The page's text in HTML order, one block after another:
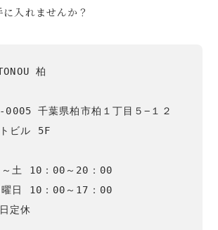
入れませんか？
柏
千葉県柏市柏１丁目５−１２
ビル 5F
土 10：00～20：00
：00～17：00
休